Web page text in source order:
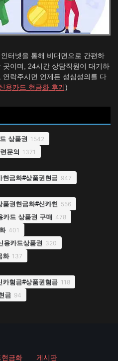
터넷을 통해 비대면으로 간편하
이며, 24시간 상담직원이 대기하
락주시면 언제든 성심성의를 다
용카드 현금화 후기 )
상품권 1542
문의 1371
현금화#상품권현금 947
권현금화#신카현 556
카드 상품권 구매 478
401
용카드상품권 320
화 137
카혐금#상품권혐금 118
금 94
현금화 게시판